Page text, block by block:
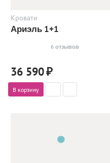
Кровати
Ариэль 1+1
6 отзывов
36 590₽
В корзину